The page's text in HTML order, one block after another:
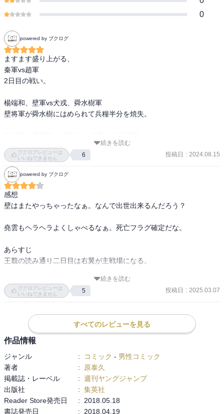
0
powered by ブクログ
ますます盛り上がる、
秦軍vs趙軍
2日目の戦い。
楊端和、壁軍vs犬戎、舜水樹軍
壁将軍が舜水樹にはめられて兵糧半分を焼失。
序盤で王賁が狙われるが、王賁の覚醒により形成逆転。
そして3日目へ。
亜光軍、玉鳳隊vs 馬南慈、岳嬰、趙峩龍軍に
尭雲軍が加わる。
た。それだけあって強い。
そこに飛信隊が合流し、
そして場は、飛信隊と尭雲軍の戦いに。
本能型がバカにされるこのご時世。お二人にはなんとか頑張って頂
きたい。
続きを読む
ブクログレビューは
いいねできません
6 投稿日 : 2024.08.15
powered by ブクログ
感想
壁はまたやっちゃったなぁ。なんで出世出来るんだろう？
堯雲もヘラヘラよくしゃべるなぁ。死亡フラグ確定だな。
あらすじ
王翦の読み通り二日目は右翼が主戦場になる。
遼陽では壁が兵糧庫を燃やされる。右翼はかつての三大天の軍を堯
雲と趙峩龍が率いる。
押し込まれそうになったところに飛信隊が援軍で入る。堯雲の本能
型の作戦に信が直感で対抗する。
続きを読む
ブクログレビューは
いいねできません
5 投稿日 : 2025.03.07
すべてのレビューを見る
作品情報
ジャンル : コミック - 男性コミック
著者
:
原泰久
掲載誌・レーベル
: 週刊ヤングジャンプ
出版社
: 集英社
Reader Store発売日
:
2018.05.18
書誌発売日
:
2018.04.19